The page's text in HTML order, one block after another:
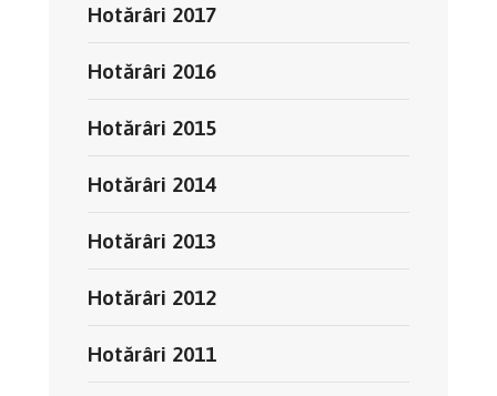
Hotărâri 2017
Hotărâri 2016
Hotărâri 2015
Hotărâri 2014
Hotărâri 2013
Hotărâri 2012
Hotărâri 2011